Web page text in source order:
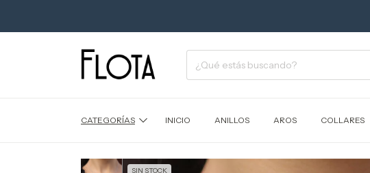
CATEGORÍAS INICIO ANILLOS AROS COLLARES
SIN STOCK